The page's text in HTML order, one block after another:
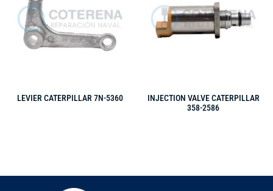
LEVIER CATERPILLAR 7N-5360
INJECTION VALVE CATERPILLAR
358-2586